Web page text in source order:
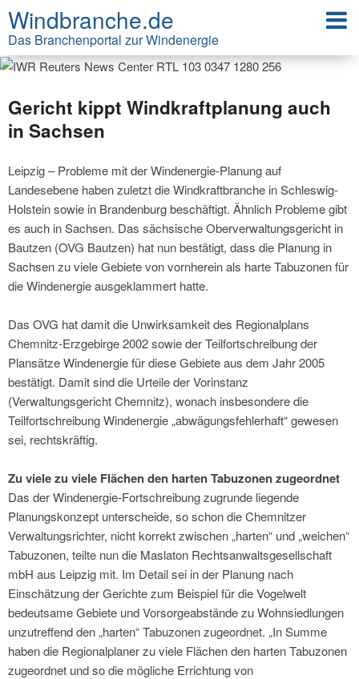
Windbranche.de
Das Branchenportal zur Windenergie
Gericht kippt Windkraftplanung auch
in Sachsen
Leipzig – Probleme mit der Windenergie-Planung auf
Landesebene haben zuletzt die Windkraftbranche in Schleswig-
Holstein sowie in Brandenburg beschäftigt. Ähnlich Probleme gibt
es auch in Sachsen. Das sächsische Oberverwaltungsgericht in
Bautzen (OVG Bautzen) hat nun bestätigt, dass die Planung in
Sachsen zu viele Gebiete von vornherein als harte Tabuzonen für
die Windenergie ausgeklammert hatte.
Das OVG hat damit die Unwirksamkeit des Regionalplans
Chemnitz-Erzgebirge 2002 sowie der Teilfortschreibung der
Plansätze Windenergie für diese Gebiete aus dem Jahr 2005
bestätigt. Damit sind die Urteile der Vorinstanz
(Verwaltungsgericht Chemnitz), wonach insbesondere die
Teilfortschreibung Windenergie „abwägungsfehlerhaft“ gewesen
sei, rechtskräftig.
Zu viele zu viele Flächen den harten Tabuzonen zugeordnet
Das der Windenergie-Fortschreibung zugrunde liegende
Planungskonzept unterscheide, so schon die Chemnitzer
Verwaltungsrichter, nicht korrekt zwischen „harten“ und „weichen“
Tabuzonen, teilte nun die Maslaton Rechtsanwaltsgesellschaft
mbH aus Leipzig mit. Im Detail sei in der Planung nach
Einschätzung der Gerichte zum Beispiel für die Vogelwelt
bedeutsame Gebiete und Vorsorgeabstände zu Wohnsiedlungen
unzutreffend den „harten“ Tabuzonen zugeordnet. „In Summe
haben die Regionalplaner zu viele Flächen den harten Tabuzonen
zugeordnet und so die mögliche Errichtung von